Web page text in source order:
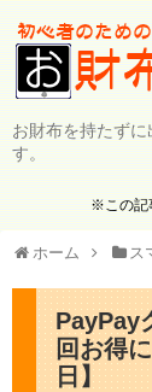
お財布を持たず
す。
※この記
ホーム ス
PayPay
回お得
日】